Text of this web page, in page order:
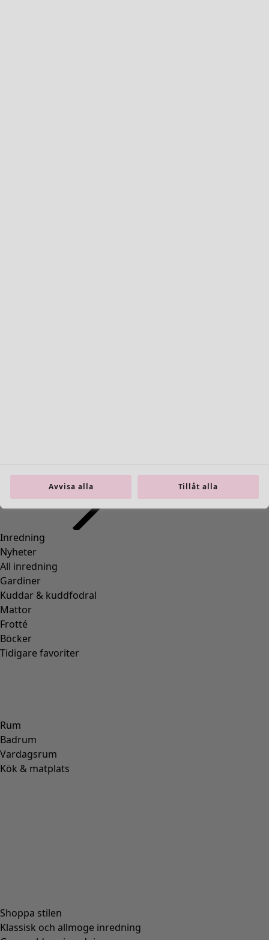
Inredning
Nyheter
All inredning
Gardiner
Kuddar & kuddfodral
Mattor
Frotté
Böcker
Tidigare favoriter
Rum
Badrum
Vardagsrum
Kök & matplats
Shoppa stilen
Klassisk och allmoge inredning
Avvisa alla Tillåt alla